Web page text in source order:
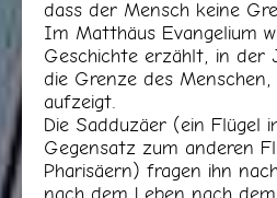
dass der Mensch keine
Im Matthäus Evangelium
Geschichte erzählt, in der
die Grenze des Menschen,
aufzeigt.
Die Sadduzäer (ein Flügel
Gegensatz zum anderen
Pharisäern) fragen ihn
nach dem Leben nach